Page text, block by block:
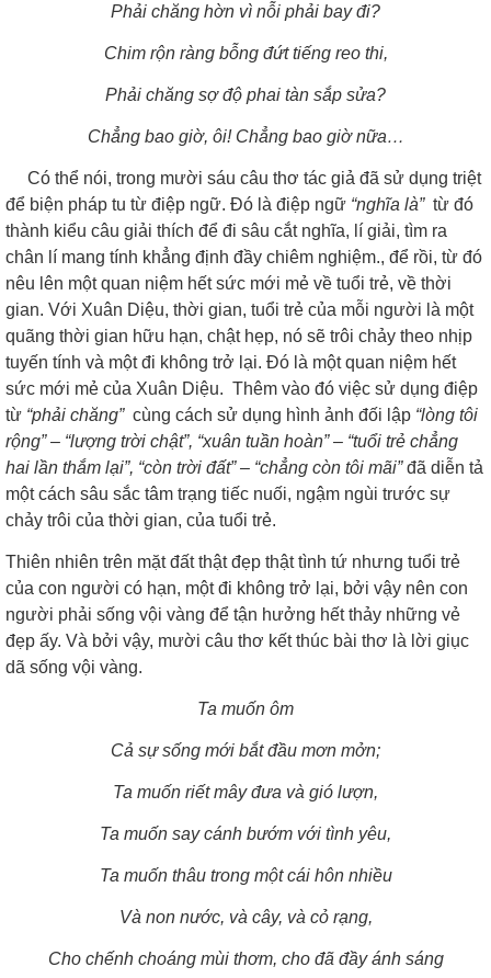
Phải chăng hờn vì nỗi phải bay đi?
Chim rộn ràng bỗng đứt tiếng reo thi,
Phải chăng sợ độ phai tàn sắp sửa?
Chẳng bao giờ, ôi! Chẳng bao giờ nữa…
Có thể nói, trong mười sáu câu thơ tác giả đã sử dụng triệt
để biện pháp tu từ điệp ngữ. Đó là điệp ngữ “nghĩa là” từ đó
thành kiểu câu giải thích để đi sâu cắt nghĩa, lí giải, tìm ra
chân lí mang tính khẳng định đầy chiêm nghiệm., để rồi, từ đó
nêu lên một quan niệm hết sức mới mẻ về tuổi trẻ, về thời
gian. Với Xuân Diệu, thời gian, tuổi trẻ của mỗi người là một
quãng thời gian hữu hạn, chật hẹp, nó sẽ trôi chảy theo nhịp
tuyến tính và một đi không trở lại. Đó là một quan niệm hết
sức mới mẻ của Xuân Diệu. Thêm vào đó việc sử dụng điệp
từ “phải chăng” cùng cách sử dụng hình ảnh đối lập “lòng tôi
rộng” – “lượng trời chật”, “xuân tuần hoàn” – “tuổi trẻ chẳng
hai lần thắm lại”, “còn trời đất” – “chẳng còn tôi mãi”đã diễn tả
một cách sâu sắc tâm trạng tiếc nuối, ngậm ngùi trước sự
chảy trôi của thời gian, của tuổi trẻ.
Thiên nhiên trên mặt đất thật đẹp thật tình tứ nhưng tuổi trẻ
của con người có hạn, một đi không trở lại, bởi vậy nên con
người phải sống vội vàng để tận hưởng hết thảy những vẻ
đẹp ấy. Và bởi vậy, mười câu thơ kết thúc bài thơ là lời giục
dã sống vội vàng.
Ta muốn ôm
Cả sự sống mới bắt đầu mơn mởn;
Ta muốn riết mây đưa và gió lượn,
Ta muốn say cánh bướm với tình yêu,
Ta muốn thâu trong một cái hôn nhiều
Và non nước, và cây, và cỏ rạng,
Cho chếnh choáng mùi thơm, cho đã đầy ánh sáng